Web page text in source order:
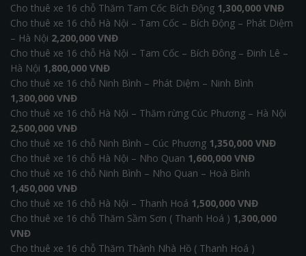
Cho thuê xe 16 chỗ Thăm Tam Cốc Bích Động 1,300,000 VNĐ
Cho thuê xe 16 chỗ Hà Nội – Tam Cốc – Bích Động – Phát Diệm
– Hà Nội 2,200,000 VNĐ
Cho thuê xe 16 chỗ Hà Nội – Tam Cốc – Bích Đông – Đinh Lê –
Hà Nội 1,800,000 VNĐ
Cho thuê xe 16 chỗ Ninh Bình – Phát Diệm – Ninh Bình
1,300,000 VNĐ
Cho thuê xe 16 chỗ Hà Nội – Thăm rừng Cúc Phương – Hà Nội
2,500,000 VNĐ
Cho thuê xe 16 chỗ Ninh Bình – Cúc Phương 1,350,000 VNĐ
Cho thuê xe 16 chỗ Hà Nội – Nho Quan 1,600,000 VNĐ
Cho thuê xe 16 chỗ Ninh Bình – Nho Quan – Hoà Bình
1,450,000 VNĐ
Cho thuê xe 16 chỗ Hà Nội – Thanh Hoá 1,500,000 VNĐ
Cho thuê xe 16 chỗ Thăm Sầm Sơn ( Thanh Hoá ) 1,300,000
VNĐ
Cho thuê xe 16 chỗ Thăm Thành Nhà Hồ ( Thanh Hoá )